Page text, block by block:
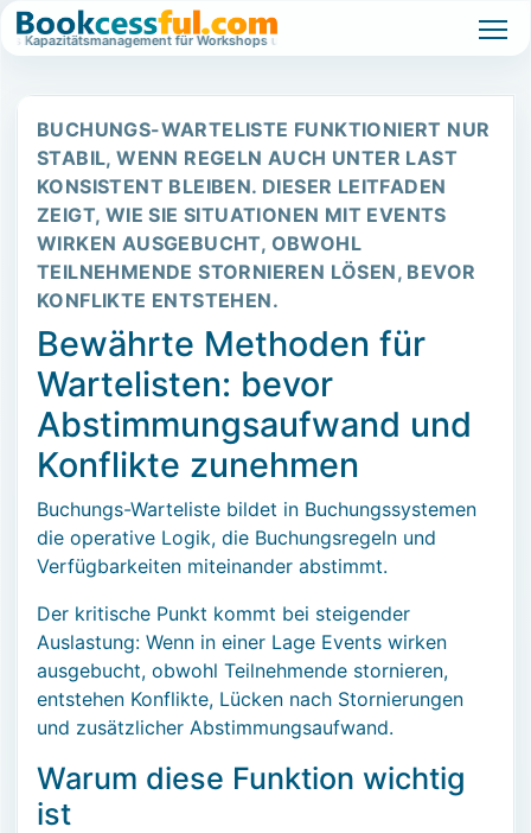
Kapazitätsmanagement für Workshops und Events. Wartelistenbasiertes
BUCHUNGS-WARTELISTE FUNKTIONIERT NUR
STABIL, WENN REGELN AUCH UNTER LAST
KONSISTENT BLEIBEN. DIESER LEITFADEN
ZEIGT, WIE SIE SITUATIONEN MIT EVENTS
WIRKEN AUSGEBUCHT, OBWOHL
TEILNEHMENDE STORNIEREN LÖSEN, BEVOR
KONFLIKTE ENTSTEHEN.
Bewährte Methoden für
Wartelisten: bevor
Abstimmungsaufwand und
Konflikte zunehmen
Buchungs-Warteliste bildet in Buchungssystemen
die operative Logik, die Buchungsregeln und
Verfügbarkeiten miteinander abstimmt.
Der kritische Punkt kommt bei steigender
Auslastung: Wenn in einer Lage Events wirken
ausgebucht, obwohl Teilnehmende stornieren,
entstehen Konflikte, Lücken nach Stornierungen
und zusätzlicher Abstimmungsaufwand.
Warum diese Funktion wichtig
ist